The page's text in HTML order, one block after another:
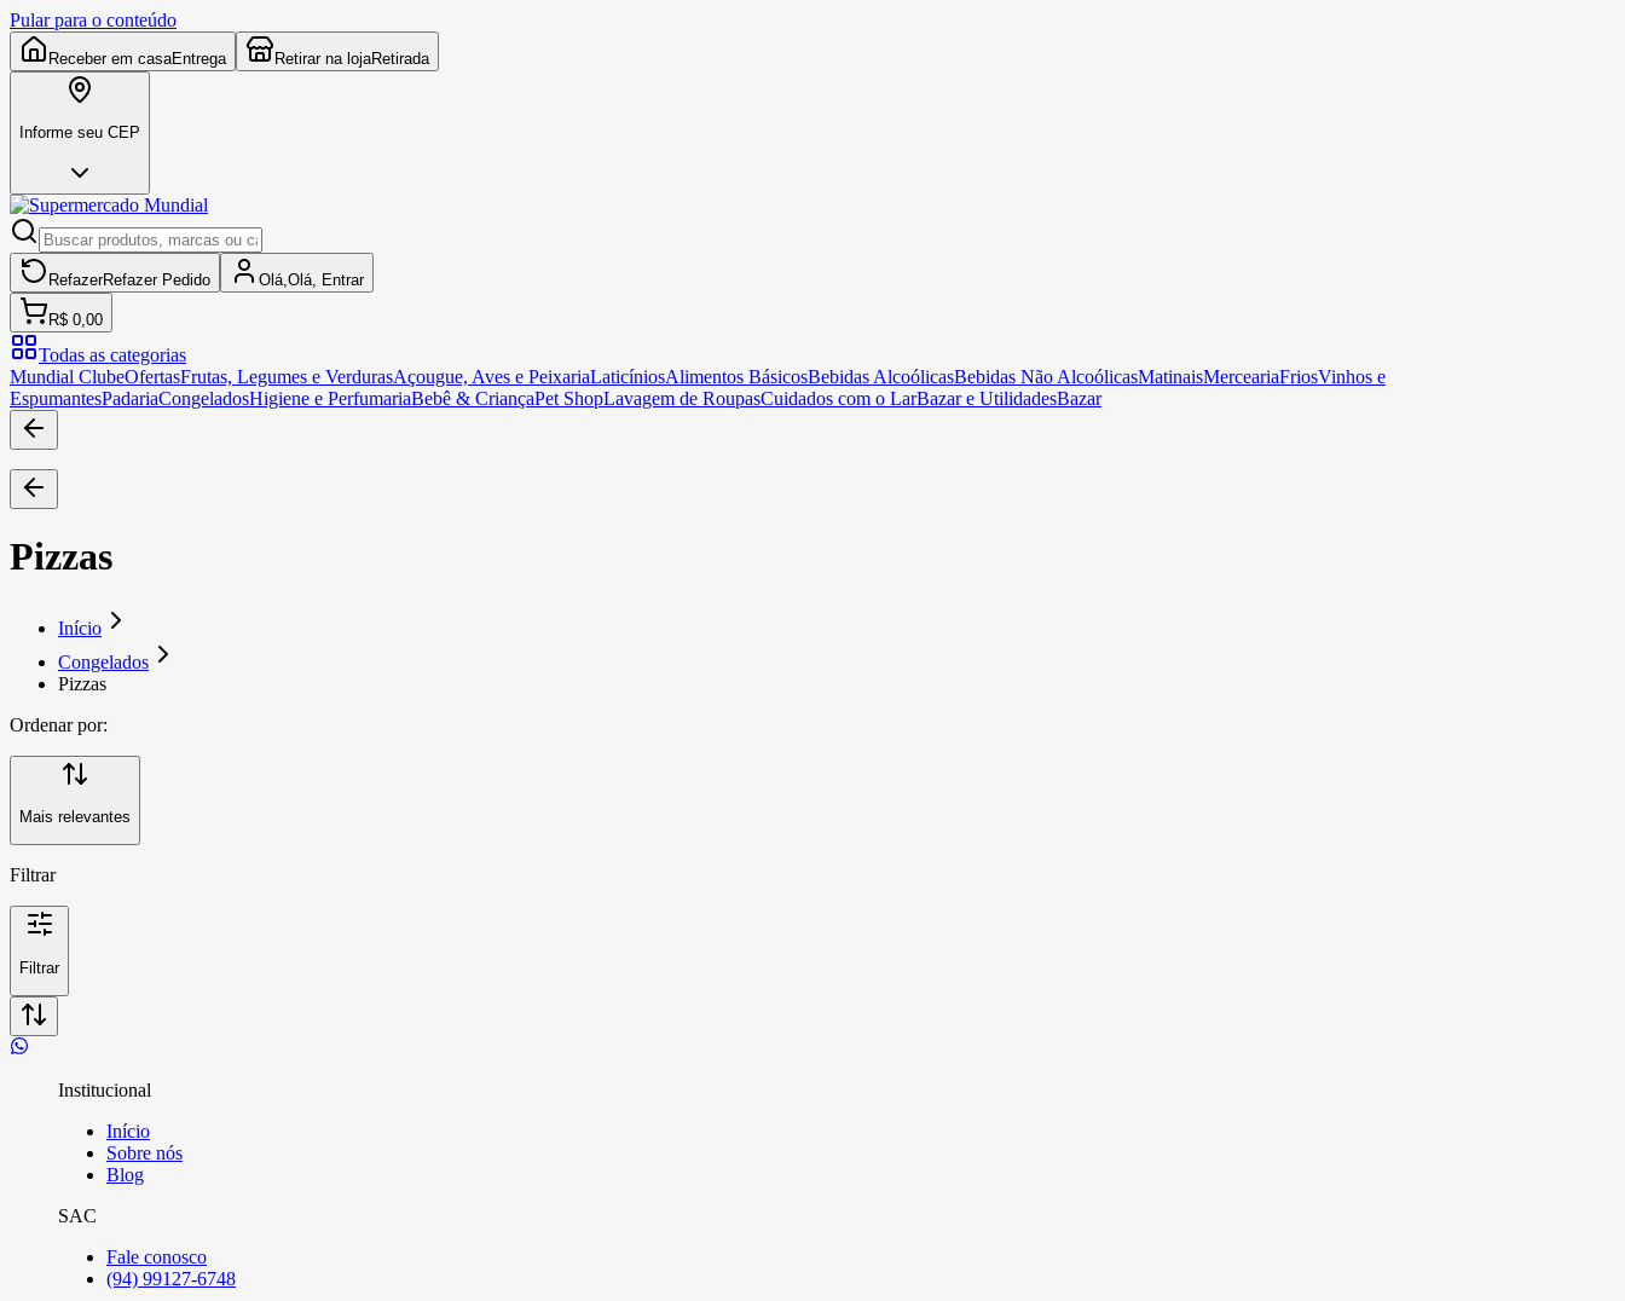
Pular para o conteúdo
Receber em casaEntrega Retirar na lojaRetirada
Informe seu CEP
RefazerRefazer Pedido Olá, Olá, Entrar
R$ 0,00
Todas as categorias
Mundial ClubeOfertasFrutas, Legumes e VerdurasAçougue, Aves e PeixariaLaticíniosAlimentos BásicosBebidas AlcoólicasBebidas Não AlcoólicasMatinaisMerceariaFriosVinhos e
EspumantesPadariaCongeladosHigiene e PerfumariaBebê & CriançaPet ShopLavagem de RoupasCuidados com o LarBazar e UtilidadesBazar
Pizzas
Início
Congelados
Pizzas
Ordenar por:
Mais relevantes
Filtrar
Filtrar
Institucional
Início
Sobre nós
Blog
SAC
Fale conosco
(94) 99127-6748